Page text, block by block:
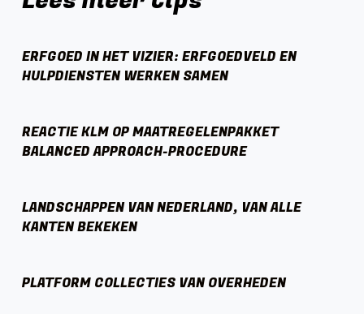
ERFGOED IN HET VIZIER: ERFGOEDVELD EN
HULPDIENSTEN WERKEN SAMEN
REACTIE KLM OP MAATREGELENPAKKET
BALANCED APPROACH-PROCEDURE
LANDSCHAPPEN VAN NEDERLAND, VAN ALLE
KANTEN BEKEKEN
PLATFORM COLLECTIES VAN OVERHEDEN